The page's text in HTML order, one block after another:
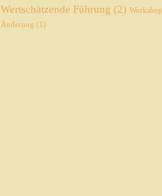
Wertschätzende Führung (2) Workshop
Änderung (1)